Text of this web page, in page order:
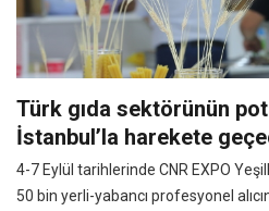
Türk gıda sektörünün
İstanbul’la harekete
4-7 Eylül tarihlerinde CNR EXPO
50 bin yerli-yabancı profesyonel